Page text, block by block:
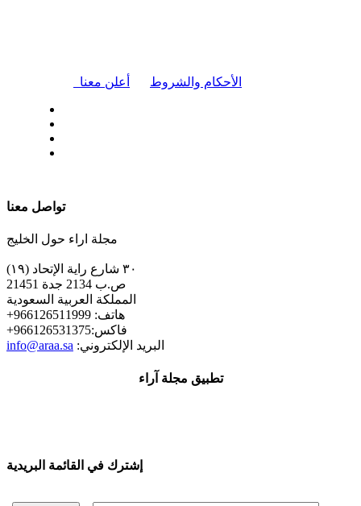
أعلن معنا الأحكام والشروط
تواصل معنا
مجلة اراء حول الخليج
٣٠ شارع راية الإتحاد (١٩)
ص.ب 2134 جدة 21451
المملكة العربية السعودية
+هاتف: 966126511999
+فاكس:966126531375
info@araa.sa :البريد الإلكتروني
تطبيق مجلة آراء
إشترك في القائمة البريدية